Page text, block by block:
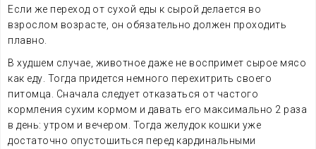
Если же переход от сухой еды к сырой делается во
взрослом возрасте, он обязательно должен проходить
плавно.
В худшем случае, животное даже не воспримет сырое мясо
как еду. Тогда придется немного перехитрить своего
питомца. Сначала следует отказаться от частого
кормления сухим кормом и давать его максимально 2 раза
в день: утром и вечером. Тогда желудок кошки уже
достаточно опустошиться перед кардинальными